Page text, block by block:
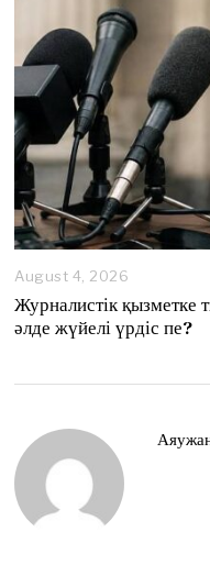
August 4, 2026
g
u
Журналистік қызметке
әлде жүйелі үрдіс пе?